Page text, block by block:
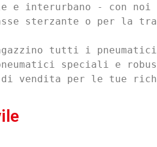
e interurbano - con
sterzante o per la
tutti i
speciali e
di vendita per le tue